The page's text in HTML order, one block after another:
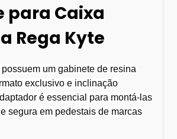
para Caixa
Rega Kyte
um gabinete de resina
exclusivo e inclinação
é essencial para montá-las
segura em pedestais de marcas